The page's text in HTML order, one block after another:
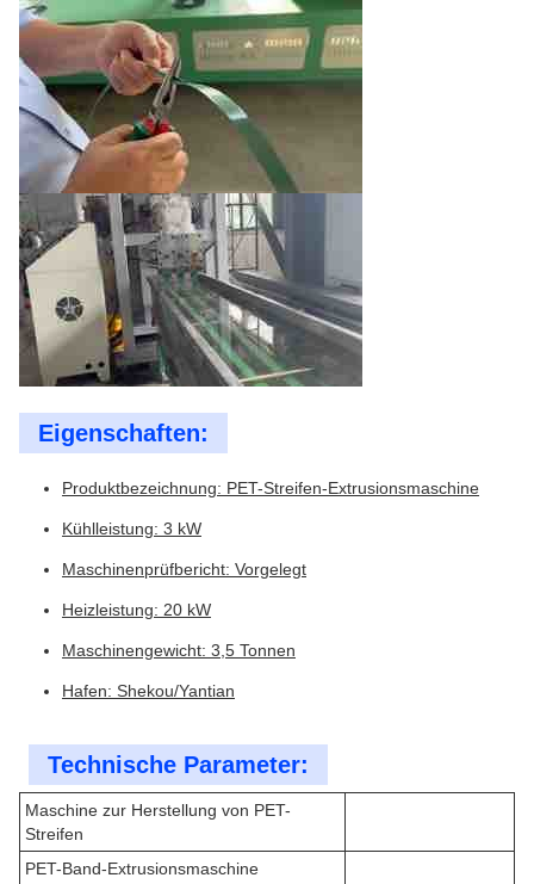
Eigenschaften:
Produktbezeichnung: PET-Streifen-Extrusionsmaschine
Kühlleistung: 3 kW
Maschinenprüfbericht: Vorgelegt
Heizleistung: 20 kW
Maschinengewicht: 3,5 Tonnen
Hafen: Shekou/Yantian
Technische Parameter:
Maschine zur Herstellung von PET-
Streifen
PET-Band-Extrusionsmaschine